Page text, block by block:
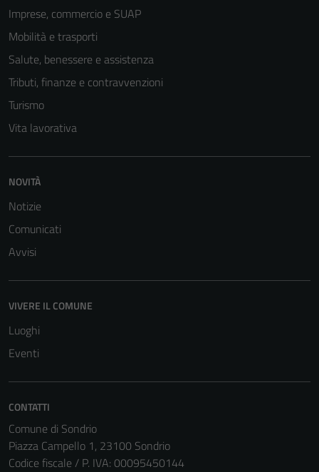
Imprese, commercio e SUAP
Mobilità e trasporti
Salute, benessere e assistenza
Tributi, finanze e contravvenzioni
Turismo
Vita lavorativa
NOVITÀ
Notizie
Comunicati
Avvisi
VIVERE IL COMUNE
Luoghi
Eventi
CONTATTI
Comune di Sondrio
Piazza Campello 1, 23100 Sondrio
Codice fiscale / P. IVA: 00095450144